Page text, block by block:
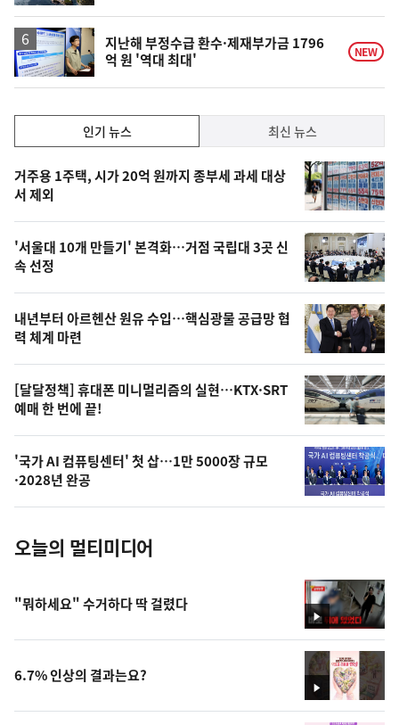
하
락
지난해 부정수급 환수·제재부가금 1796
억 원 '역대 최대'
NEW
기,
최
신,
오
늘
의
영
상
오
늘
의
사
진
인기 뉴스 최신 뉴스
기
뉴
스
거주용 1주택, 시가 20억 원까지 종부세 과세 대상
서 제외
'서울대 10개 만들기' 본격화…거점 국립대 3곳 신
속 선정
내년부터 아르헨산 원유 수입…핵심광물 공급망 협
력 체계 마련
[달달정책] 휴대폰 미니멀리즘의 실현…KTX·SRT
예매 한 번에 끝!
'국가 AI 컴퓨팅센터' 첫 삽…1만 5000장 규모
·2028년 완공
오늘의 멀티미디어
영
상
"뭐하세요" 수거하다 딱 걸렸다
영
상
6.7% 인상의 결과는요?